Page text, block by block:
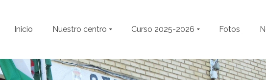
Inicio Nuestro centro Curso 2025-2026 Fotos